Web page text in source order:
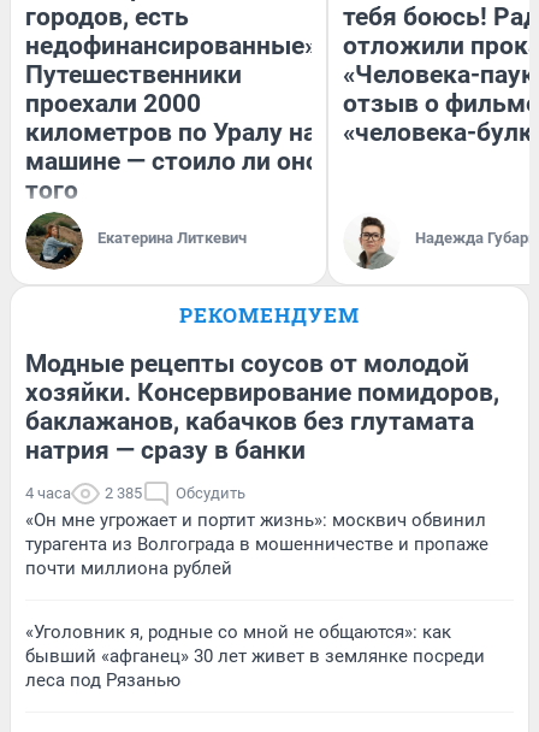
городов, есть
недофинансированные».
Путешественники
проехали 2000
километров по Уралу на
машине — стоило ли оно
того
Екатерина Литкевич
тебя боюсь!
отложили
«Человека-
отзыв о
«человека-
Надежда Губарь
РЕКОМЕНДУЕМ
Модные рецепты соусов от молодой
хозяйки. Консервирование помидоров,
баклажанов, кабачков без глутамата
натрия — сразу в банки
4 часа 2 385 Обсудить
«Он мне угрожает и портит жизнь»: москвич обвинил
турагента из Волгограда в мошенничестве и пропаже
почти миллиона рублей
«Уголовник я, родные со мной не общаются»: как
бывший «афганец» 30 лет живет в землянке посреди
леса под Рязанью